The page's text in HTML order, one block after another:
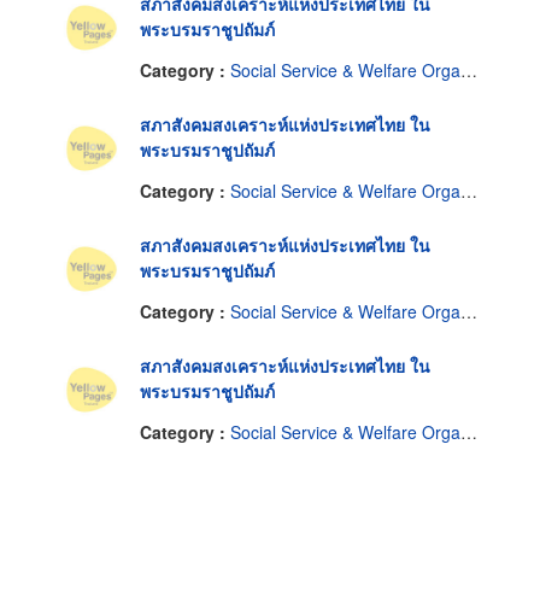
พระบรมราชูปถัมภ์
Category : Social Service & Welfare Organizations
สภาสังคมสงเคราะห์แห่งประเทศไทย ใน
พระบรมราชูปถัมภ์
Category : Social Service & Welfare Organizations
สภาสังคมสงเคราะห์แห่งประเทศไทย ใน
พระบรมราชูปถัมภ์
Category : Social Service & Welfare Organizations
สภาสังคมสงเคราะห์แห่งประเทศไทย ใน
พระบรมราชูปถัมภ์
Category : Social Service & Welfare Organizations